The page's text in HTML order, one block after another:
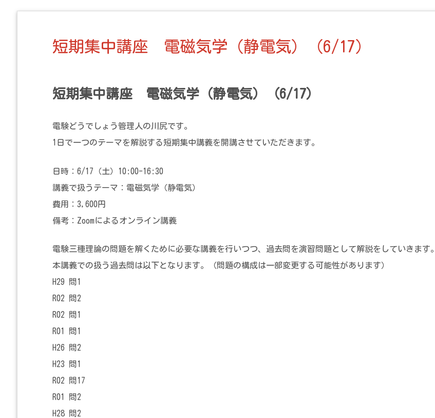
短期集中講座 電磁気学（静電気）（6/17）
短期集中講座 電磁気学（静電気）（6/17）
電験どうでしょう管理人の川尻です。
1日で一つのテーマを解説する短期集中講義を開講させていただきます。
日時：6/17（土）10:00-16:30
講義で扱うテーマ：電磁気学（静電気）
費用：3,600円
備考：Zoomによるオンライン講義
電験三種理論の問題を解くために必要な講義を行いつつ、過去問を演習問題として解説をしていきます。
本講義での扱う過去問は以下となります。（問題の構成は一部変更する可能性があります）
H29 問1
R02 問2
R02 問1
R01 問1
H26 問2
H23 問1
R02 問17
R01 問2
H28 問2